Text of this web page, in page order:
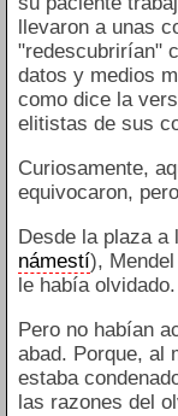
llevaron a unas
"redescubrirían"
datos y medios
como dice la
elitistas de sus
Curiosamente,
equivocaron,
Desde la plaza a
námestí),
le había olvidado.
Pero no habían
abad. Porque, al
estaba
las razones del